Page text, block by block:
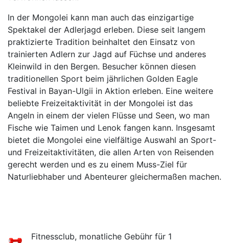
In der Mongolei kann man auch das einzigartige
Spektakel der Adlerjagd erleben. Diese seit langem
praktizierte Tradition beinhaltet den Einsatz von
trainierten Adlern zur Jagd auf Füchse und anderes
Kleinwild in den Bergen. Besucher können diesen
traditionellen Sport beim jährlichen Golden Eagle
Festival in Bayan-Ulgii in Aktion erleben. Eine weitere
beliebte Freizeitaktivität in der Mongolei ist das
Angeln in einem der vielen Flüsse und Seen, wo man
Fische wie Taimen und Lenok fangen kann. Insgesamt
bietet die Mongolei eine vielfältige Auswahl an Sport-
und Freizeitaktivitäten, die allen Arten von Reisenden
gerecht werden und es zu einem Muss-Ziel für
Naturliebhaber und Abenteurer gleichermaßen machen.
Fitnessclub, monatliche Gebühr für 1